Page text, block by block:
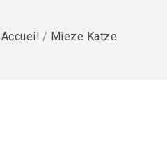
Accueil / Mieze Katze